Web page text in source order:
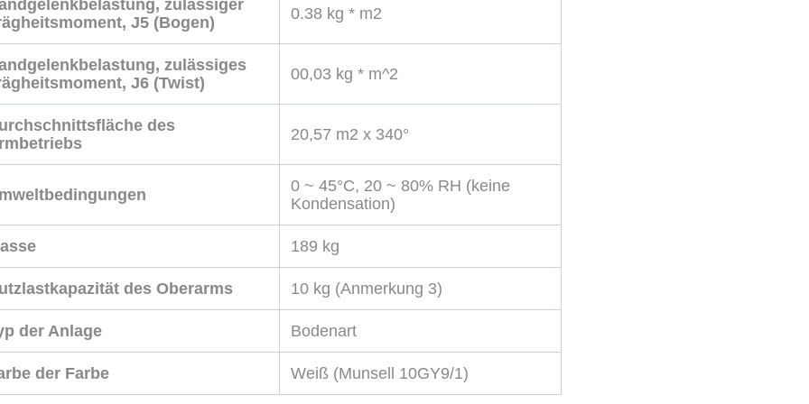
zulässiger
J5 (Bogen)
0.38 kg * m2
zulässiges
J6 (Twist)
00,03 kg * m^2
des
20,57 m2 x 340°
0 ~ 45°C, 20 ~ 80% RH (keine
Kondensation)
189 kg
des Oberarms 10 kg (Anmerkung 3)
der Anlage Bodenart
der Farbe Weiß (Munsell 10GY9/1)